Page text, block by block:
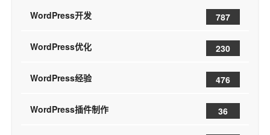
WordPress开发 787
WordPress优化 230
WordPress经验 476
WordPress插件制作 36